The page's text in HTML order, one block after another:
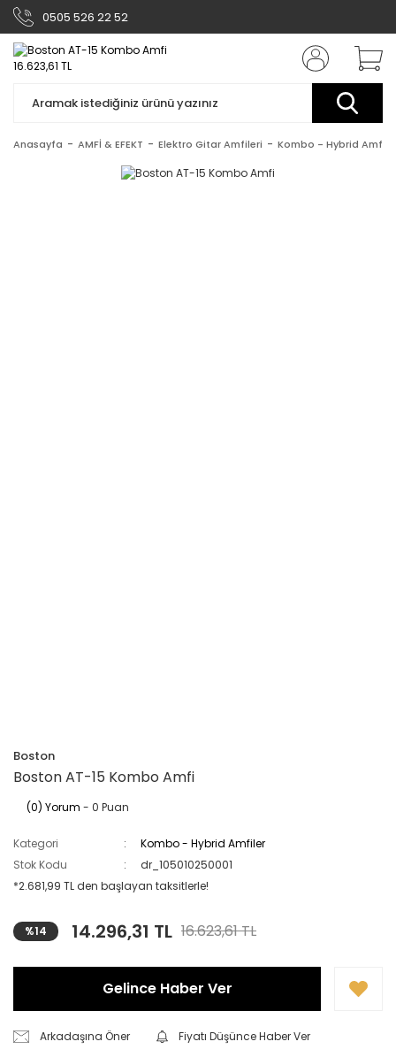
0505 526 22 52
Anasayfa AMFİ & EFEKT Elektro Gitar Amfileri Kombo - Hybrid
Boston
Boston AT-15 Kombo Amfi
(0) Yorum - 0 Puan
Kategori
Kombo - Hybrid Amfiler
Stok Kodu
dr_105010250001
*2.681,99 TL den başlayan taksitlerle!
%14 14.296,31 TL 16.623,61 TL
Gelince Haber Ver
Arkadaşına Öner
Fiyatı Düşünce Haber Ver